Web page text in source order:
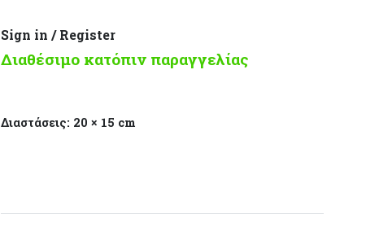
Sign in / Register
Διαθέσιμο κατόπιν παραγγελίας
Διαστάσεις: 20 × 15 cm